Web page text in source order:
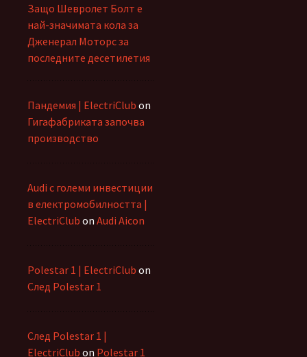
Защо Шевролет Болт е
най-значимата кола за
Дженерал Моторс за
последните десетилетия
Пандемия | ElectriClub on
Гигафабриката започва
производство
Audi с големи инвестиции
в електромобилността |
ElectriClub on Audi Aicon
Polestar 1 | ElectriClub on
След Polestar 1
След Polestar 1 |
ElectriClub on Polestar 1